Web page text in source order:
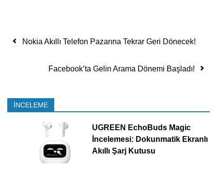
Yazı dolaşımı
Nokia Akıllı Telefon Pazarına Tekrar Geri Dönecek!
Facebook’ta Gelin Arama Dönemi Başladı!
İNCELEME
UGREEN EchoBuds Magic
İncelemesi: Dokunmatik Ekranlı
Akıllı Şarj Kutusu